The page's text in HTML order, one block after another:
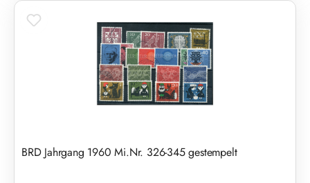
BRD Jahrgang 1960 Mi.Nr. 326-345 gestempelt